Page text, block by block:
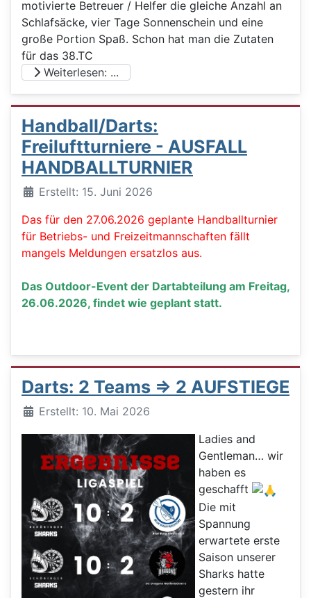
motivierte Betreuer / Helfer die gleiche Anzahl an
Schlafsäcke, vier Tage Sonnenschein und eine
große Portion Spaß. Schon hat man die Zutaten
für das 38.TC
Weiterlesen: ...
Handball/Darts:
Freiluftturniere - AUSFALL
HANDBALLTURNIER
DetailsErstellt: 15. Juni 2026
Das für den 27.06.2026 geplante Handballturnier
für Betriebs- und Freizeitmannschaften fällt
mangels Meldungen ersatzlos aus.
Das Outdoor-Event der Dartabteilung am Freitag,
26.06.2026, findet wie geplant statt.
Darts: 2 Teams => 2 AUFSTIEGE
DetailsErstellt: 10. Mai 2026
Ladies and
Gentleman… wir
haben es
geschafft
Die mit
Spannung
erwartete erste
Saison unserer
Sharks hatte
gestern ihr